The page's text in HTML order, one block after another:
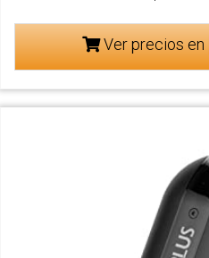
Ver precios en